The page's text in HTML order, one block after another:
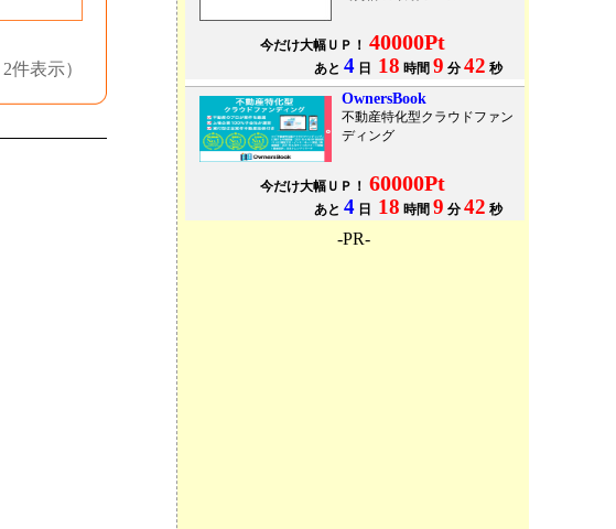
件表示）
今だけ大幅ＵＰ！ 40000Pt
あと 4日 18 時間 9 分 42 秒
OwnersBook
不動産特化型クラウドファン
ディング
今だけ大幅ＵＰ！ 60000Pt
あと 4日 18 時間 9 分 42 秒
-PR-